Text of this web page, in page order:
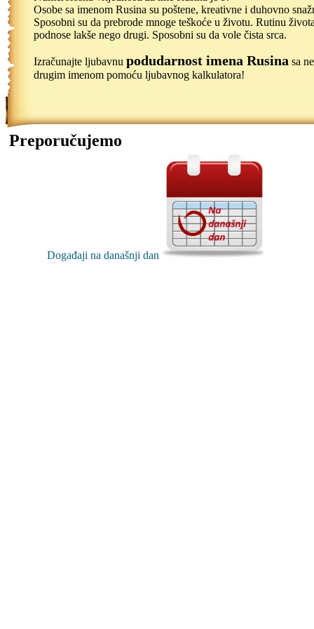
Osobe sa imenom Rusina su poštene, kreativne i duhovno
Sposobni su da prebrode mnoge teškoće u životu. Rutinu
podnose lakše nego drugi. Sposobni su da vole čista srca.
Izračunajte ljubavnu podudarnost imena Rusina sa
drugim imenom pomoću ljubavnog kalkulatora!
Preporučujemo
Događaji na današnji dan